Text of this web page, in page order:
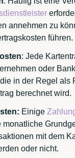
annehmen zu
führen.
: Jede
oder
in der Regel als
berechnet wird.
Einige
monatliche
mit dem
oder nicht.